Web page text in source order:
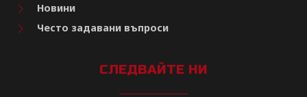
Новини
Често задавани въпроси
СЛЕДВАЙТЕ НИ